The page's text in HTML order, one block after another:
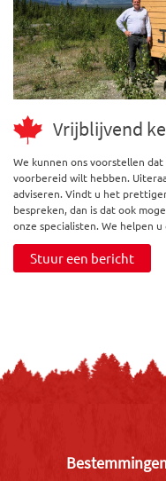
Vrijblijvend
We kunnen ons voorstellen
voorbereid wilt hebben.
adviseren. Vindt u het
bespreken, dan is dat ook
onze specialisten. We helpen u
Stuur een bericht